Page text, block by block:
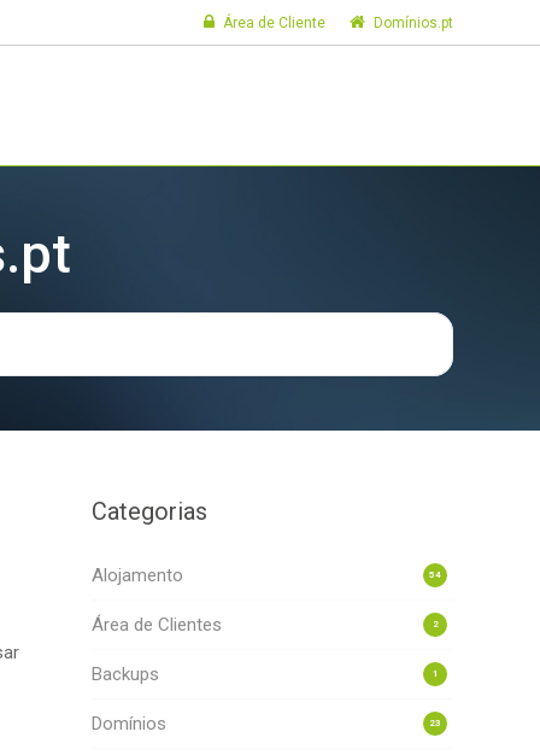
Domínios.pt
Área de Cliente
Categorias
54
Alojamento
2
Área de Clientes
1
Backups
23
Domínios